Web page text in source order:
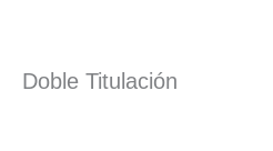
Doble Titulación